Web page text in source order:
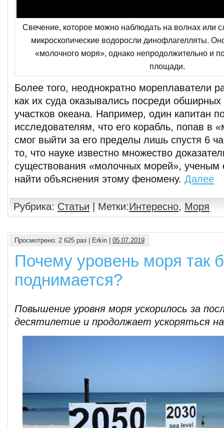
Свечение, которое можно наблюдать на волнах или
микроскопические водоросли динофлагелляты.
«молочного моря», однако непродолжительно и
площади.
Более того, неоднократно мореплаватели
как их суда оказывались посреди
участков океана. Например, один капитан
исследователям, что его корабль, попав в
смог выйти за его пределы лишь спустя 6
то, что науке известно множество
существования «молочных морей», ученым
найти объяснения этому феномену. Далее
Рубрика: Статьи | Метки:Интересно, Моря
Просмотрено: 2 625 раз | Erkin | 05.07.2019
Почему уровень моря так
поднимается?
Повышение уровня моря ускорилось за
десятилетие и продолжает ускоряться